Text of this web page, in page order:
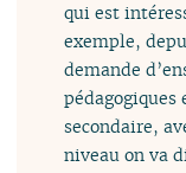
qui est
exemple,
demande
pédagogiques
secondaire,
niveau on va